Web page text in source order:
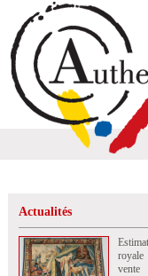
Actualités
vente